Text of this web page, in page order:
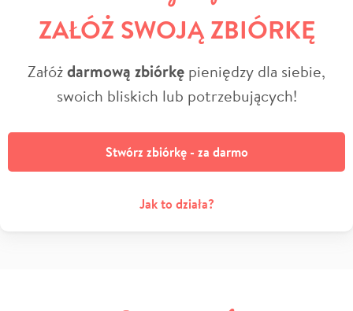
ZAŁÓŻ SWOJĄ ZBIÓRKĘ
Załóżdarmową zbiórkę pieniędzy dla siebie,
swoich bliskich lub potrzebujących!
Stwórz zbiórkę - za darmo
Jak to działa?